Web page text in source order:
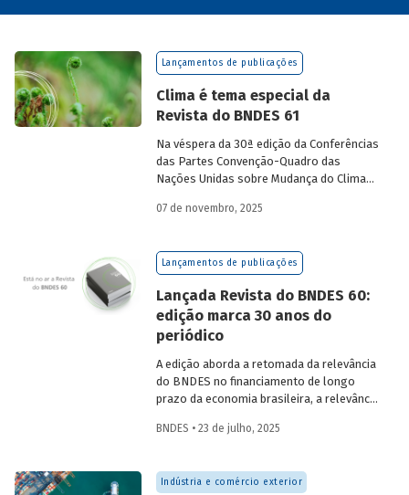
Lançamentos de publicações
Clima é tema especial da
Revista do BNDES 61
Na véspera da 30ª edição da Conferências
das Partes Convenção-Quadro das
Nações Unidas sobre Mudança do Clima
edição 61 da Revista do BNDES.
07 de novembro, 2025
Lançamentos de publicações
Lançada Revista do BNDES 60:
edição marca 30 anos do
periódico
A edição aborda a retomada da relevância
do BNDES no financiamento de longo
prazo da economia brasileira, a relevância
Amazônia e FGI para o desenvolvimento,
públicos de crédito à exportação, o novo
protagonismo da política industrial, um
BNDES • 23 de julho, 2025
Indústria e comércio exterior